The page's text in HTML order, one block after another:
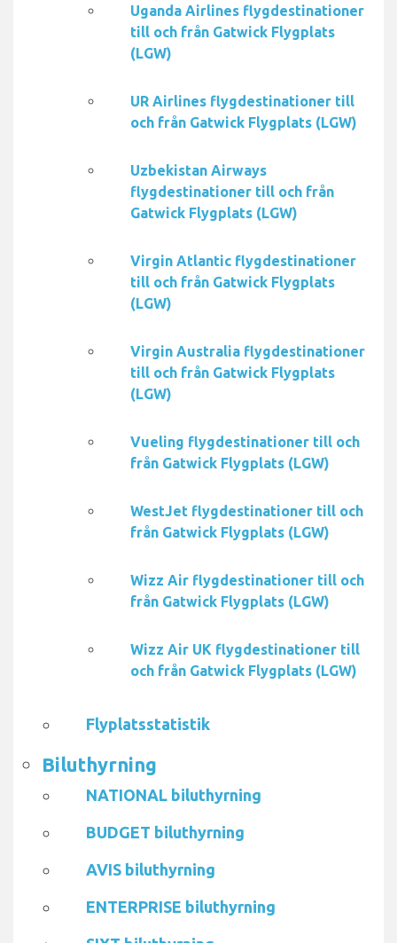
Uganda Airlines flygdestinationer
till och från Gatwick Flygplats
(LGW)
UR Airlines flygdestinationer till
och från Gatwick Flygplats (LGW)
Uzbekistan Airways
flygdestinationer till och från
Gatwick Flygplats (LGW)
Virgin Atlantic flygdestinationer
till och från Gatwick Flygplats
(LGW)
Virgin Australia flygdestinationer
till och från Gatwick Flygplats
(LGW)
Vueling flygdestinationer till och
från Gatwick Flygplats (LGW)
WestJet flygdestinationer till och
från Gatwick Flygplats (LGW)
Wizz Air flygdestinationer till och
från Gatwick Flygplats (LGW)
Wizz Air UK flygdestinationer till
och från Gatwick Flygplats (LGW)
Flyplatsstatistik
Biluthyrning
NATIONAL biluthyrning
BUDGET biluthyrning
AVIS biluthyrning
ENTERPRISE biluthyrning